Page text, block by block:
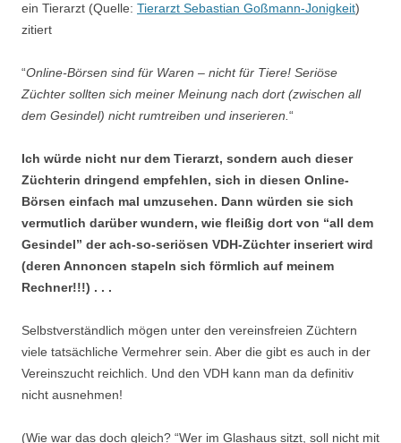
ein Tierarzt (Quelle: Tierarzt Sebastian Goßmann-Jonigkeit)
zitiert
“Online-Börsen sind für Waren – nicht für Tiere! Seriöse
Züchter sollten sich meiner Meinung nach dort (zwischen all
dem Gesindel) nicht rumtreiben und inserieren. “
Ich würde nicht nur dem Tierarzt, sondern auch dieser
Züchterin dringend empfehlen, sich in diesen Online-
Börsen einfach mal umzusehen. Dann würden sie sich
vermutlich darüber wundern, wie fleißig dort von “all dem
Gesindel” der ach-so-seriösen VDH-Züchter inseriert wird
(deren Annoncen stapeln sich förmlich auf meinem
Rechner!!!) . . .
Selbstverständlich mögen unter den vereinsfreien Züchtern
viele tatsächliche Vermehrer sein. Aber die gibt es auch in der
Vereinszucht reichlich. Und den VDH kann man da definitiv
nicht ausnehmen!
(Wie war das doch gleich? “Wer im Glashaus sitzt, soll nicht mit